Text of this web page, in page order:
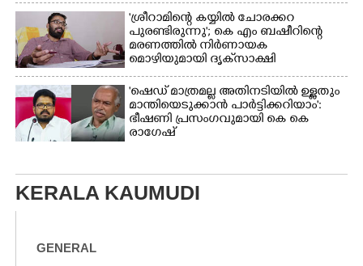
'ശ്രീറാമിന്റെ കയ്യിൽ ചോരക്കറ
പുരണ്ടിരുന്നു'; കെ എം ബഷീറിന്റെ
മരണത്തിൽ നിർണായക
മൊഴിയുമായി ദൃക്‌സാക്ഷി
'ഷെഡ് മാത്രമല്ല അതിനടിയിൽ ഉള്ളതും
മാന്തിയെടുക്കാൻ പാർട്ടിക്കറിയാം':
ഭീഷണി പ്രസംഗവുമായി കെ കെ
രാഗേഷ്
KERALA KAUMUDI
GENERAL